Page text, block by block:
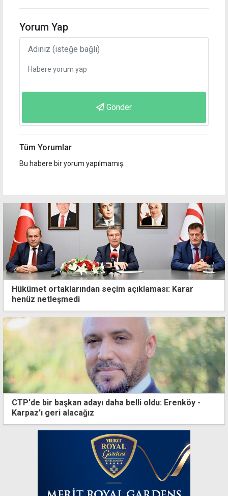
Yorum Yap
Gönder
Tüm Yorumlar
Bu habere bir yorum yapılmamış.
Hükümet ortaklarından seçim açıklaması: Karar
henüz netleşmedi
CTP'de bir başkan adayı daha belli oldu: Erenköy -
Karpaz'ı geri alacağız